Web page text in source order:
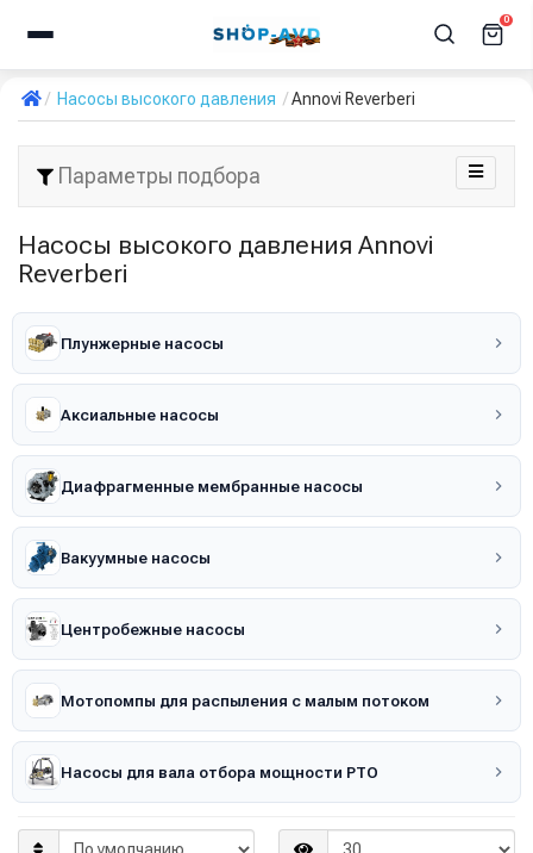
0
Насосы высокого давления Annovi Reverberi
Параметры подбора
Насосы высокого давления Annovi
Reverberi
Плунжерные насосы
Аксиальные насосы
Диафрагменные мембранные насосы
Вакуумные насосы
Центробежные насосы
Мотопомпы для распыления с малым потоком
Насосы для вала отбора мощности PTO